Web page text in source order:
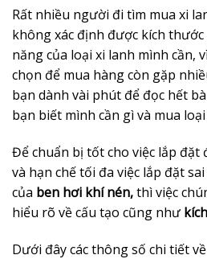
Rất nhiều người đi tìm mua xi
không xác định được kích
năng của loại xi lanh mình cần,
chọn để mua hàng còn gặp
bạn dành vài phút để đọc hết
bạn biết mình cần gì và mua
Để chuẩn bị tốt cho việc lắp đặt
và hạn chế tối đa việc lắp đặt
của ben hơi khí nén,thì việc
hiểu rõ về cấu tạo cũng như
Dưới đây các thông số chi tiết